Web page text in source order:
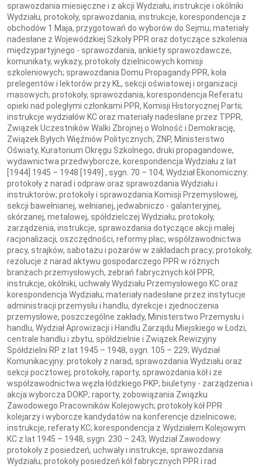
sprawozdania miesięczne i z akcji Wydziału, instrukcje i okólniki
Wydziału, protokoły, sprawozdania, instrukcje, korespondencja z
obchodów 1 Maja, przygotowań do wyborów do Sejmu; materiały
nadesłane z Wojewódzkiej Szkoły PPR oraz dotyczące szkolenia
międzypartyjnego - sprawozdania, ankiety sprawozdawcze,
komunikaty, wykazy, protokoły dzielnicowych komisji
szkoleniowych; sprawozdania Domu Propagandy PPR, koła
prelegentów i lektorów przy KŁ, sekcji oświatowej i organizacji
masowych; protokoły, sprawozdania, korespondencja Referatu
opieki nad poległymi członkami PPR, Komisji Historycznej Partii;
instrukcje wydziałów KC oraz materiały nadesłane przez TPPR,
Związek Uczestników Walki Zbrojnej o Wolność i Demokrację,
Związek Byłych Więźniów Politycznych, ZNP, Ministerstwo
Oświaty, Kuratorium Okręgu Szkolnego; druki propagandowe,
wydawnictwa przedwyborcze, korespondencja Wydziału z lat
[1944] 1945 – 1948 [1949] , sygn. 70 – 104; Wydział Ekonomiczny:
protokoły z narad i odpraw oraz sprawozdania Wydziału i
instruktorów; protokoły i sprawozdania Komisji Przemysłowej,
sekcji bawełnianej, wełnianej, jedwabniczo - galanteryjnej,
skórzanej, metalowej, spółdzielczej Wydziału; protokoły,
zarządzenia, instrukcje, sprawozdania dotyczące akcji małej
racjonalizacji, oszczędności, reformy płac, współzawodnictwa
pracy, strajków, sabotażu i pożarów w zakładach pracy; protokoły,
rezolucje z narad aktywu gospodarczego PPR w różnych
branżach przemysłowych, zebrań fabrycznych kół PPR;
instrukcje, okólniki, uchwały Wydziału Przemysłowego KC oraz
korespondencja Wydziału; materiały nadesłane przez instytucje
administracji przemysłu i handlu, dyrekcje i zjednoczenia
przemysłowe, poszczególne zakłady, Ministerstwo Przemysłu i
handlu, Wydział Aprowizacji i Handlu Zarządu Miejskiego w Łodzi,
centrale handlu i zbytu, spółdzielnie i Związek Rewizyjny
Spółdzielni RP z lat 1945 – 1948, sygn. 105 – 229; Wydział
Komunikacyjny: protokoły z narad, sprawozdania Wydziału oraz
sekcji pocztowej; protokoły, raporty, sprawozdania kół i ze
współzawodnictwa węzła łódzkiego PKP; biuletyny - zarządzenia i
akcja wyborcza DOKP; raporty, zobowiązania Związku
Zawodowego Pracowników Kolejowych; protokoły kół PPR
kolejarzy i wyborcze kandydatów na konferencje dzielnicowe;
instrukcje, referaty KC; korespondencja z Wydziałem Kolejowym
KC z lat 1945 – 1948, sygn. 230 – 243; Wydział Zawodowy:
protokoły z posiedzeń, uchwały i instrukcje, sprawozdania
Wydziału; protokoły posiedzeń kół fabrycznych PPR i rad